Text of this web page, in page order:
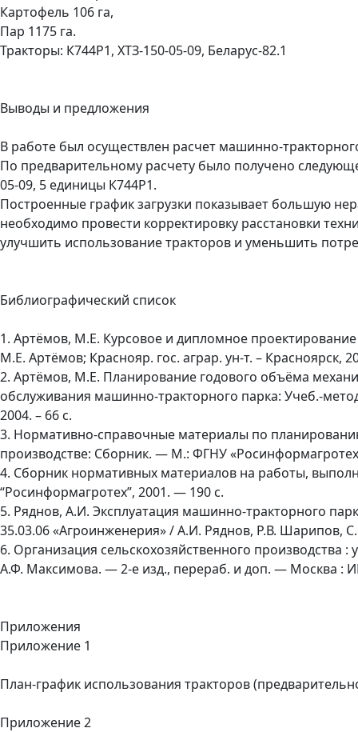
Картофель 106 га,
Пар 1175 га.
Тракторы: К744Р1, ХТЗ-150-05-09, Беларус-82.1
Выводы и предложения
В работе был осуществлен расчет машинно-
По предварительному расчету было получено
05-09, 5 единицы К744Р1.
Построенные график загрузки показывает большую
необходимо провести корректировку расстановки
улучшить использование тракторов и уменьшить
Библиографический список
1. Артёмов, М.Е. Курсовое и дипломное
М.Е. Артёмов; Краснояр. гос. аграр. ун-т. – Красноярск,
2. Артёмов, М.Е. Планирование годового объёма
обслуживания машинно-тракторного парка: Учеб.-
2004. – 66 с.
3. Нормативно-справочные материалы по
производстве: Сборник. — М.: ФГНУ
4. Сборник нормативных материалов на работы,
“Росинформагротех”, 2001. — 190 с.
5. Ряднов, А.И. Эксплуатация машинно-тракторного
35.03.06 «Агроинженерия» / А.И. Ряднов, Р.В. Шарипов,
6. Организация сельскохозяйственного производства
А.Ф. Максимова. — 2-е изд., перераб. и доп. — Москва :
Приложения
Приложение 1
План-график использования тракторов
Приложение 2